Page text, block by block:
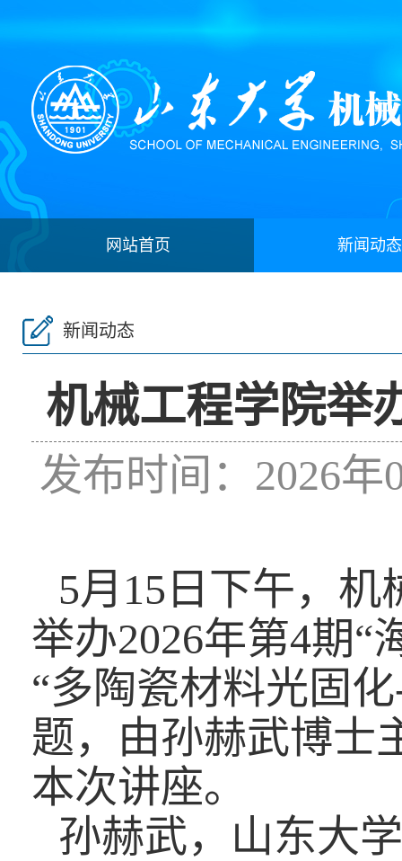
网站首页 新闻动态
新闻动态
机械工程学院举
发布时间：2026
5月 15 日下午，
举办2026年第4期“
“多陶瓷材料光固
题，由孙赫武博士
本次讲座。
孙赫武，山东大